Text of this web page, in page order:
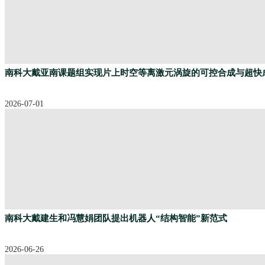
南科大戴亚南课题组实现片上时空等离激元涡旋的可控合成与超快
2026-07-01
南科大戴建生和冯慧娟团队提出机器人“结构智能”新范式
2026-06-26